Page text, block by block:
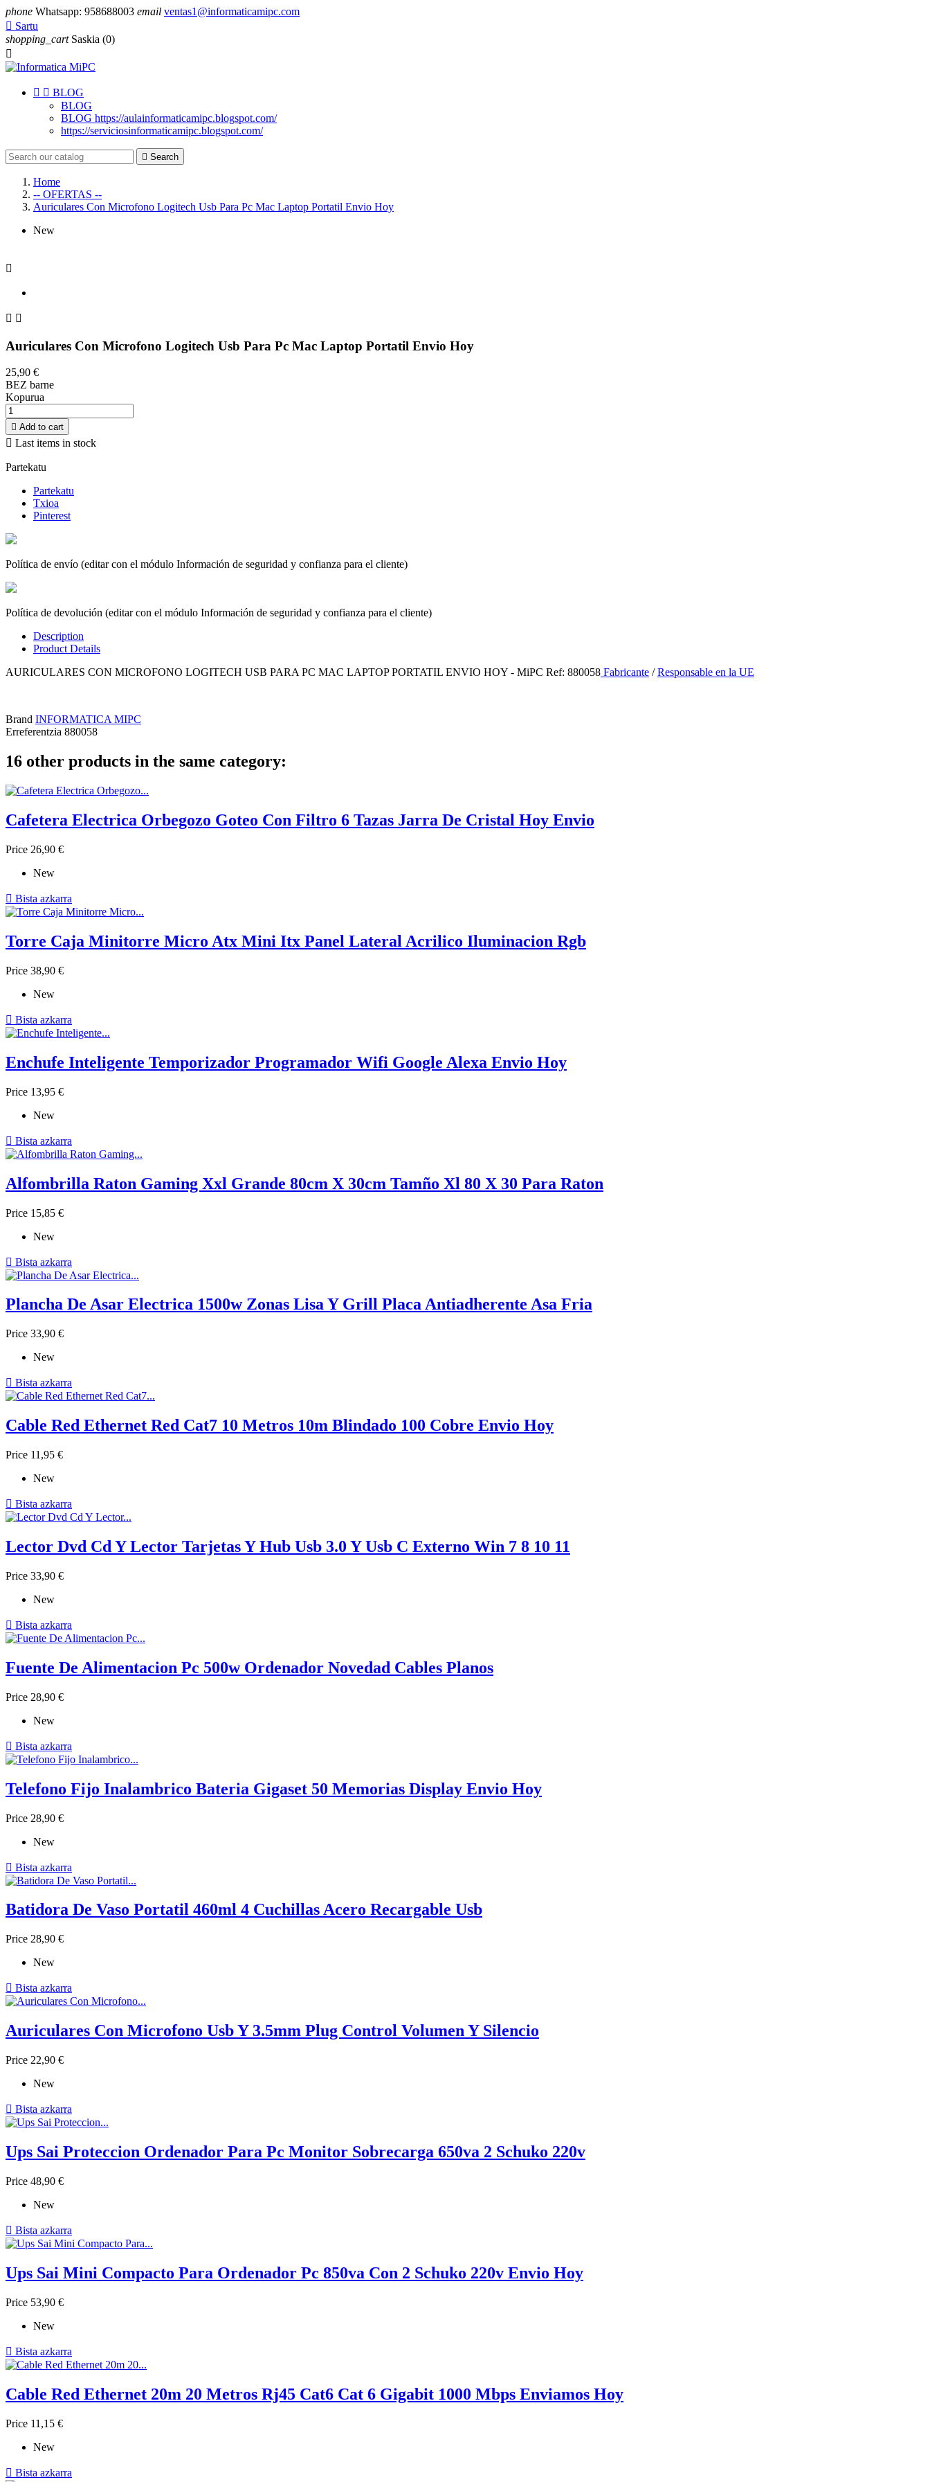
phone Whatsapp: 958688003 email ventas1@informaticamipc.com
 Sartu
shopping_cart Saskia (0)

  BLOG
BLOG
BLOG https://aulainformaticamipc.blogspot.com/
https://serviciosinformaticamipc.blogspot.com/
 Search
Home
-- OFERTAS --
Auriculares Con Microfono Logitech Usb Para Pc Mac Laptop Portatil Envio Hoy
New

 
Auriculares Con Microfono Logitech Usb Para Pc Mac Laptop Portatil Envio Hoy
25,90 €
BEZ barne
Kopurua
 Add to cart
 Last items in stock
Partekatu
Partekatu
Txioa
Pinterest
Política de envío (editar con el módulo Información de seguridad y confianza para el cliente)
Política de devolución (editar con el módulo Información de seguridad y confianza para el cliente)
Description
Product Details
AURICULARES CON MICROFONO LOGITECH USB PARA PC MAC LAPTOP PORTATIL ENVIO HOY - MiPC Ref: 880058 Fabricante /Responsable en la UE
Brand INFORMATICA MIPC
Erreferentzia 880058
16 other products in the same category:
Cafetera Electrica Orbegozo Goteo Con Filtro 6 Tazas Jarra De Cristal Hoy Envio
Price 26,90 €
New
 Bista azkarra
Torre Caja Minitorre Micro Atx Mini Itx Panel Lateral Acrilico Iluminacion Rgb
Price 38,90 €
New
 Bista azkarra
Enchufe Inteligente Temporizador Programador Wifi Google Alexa Envio Hoy
Price 13,95 €
New
 Bista azkarra
Alfombrilla Raton Gaming Xxl Grande 80cm X 30cm Tamño Xl 80 X 30 Para Raton
Price 15,85 €
New
 Bista azkarra
Plancha De Asar Electrica 1500w Zonas Lisa Y Grill Placa Antiadherente Asa Fria
Price 33,90 €
New
 Bista azkarra
Cable Red Ethernet Red Cat7 10 Metros 10m Blindado 100 Cobre Envio Hoy
Price 11,95 €
New
 Bista azkarra
Lector Dvd Cd Y Lector Tarjetas Y Hub Usb 3.0 Y Usb C Externo Win 7 8 10 11
Price 33,90 €
New
 Bista azkarra
Fuente De Alimentacion Pc 500w Ordenador Novedad Cables Planos
Price 28,90 €
New
 Bista azkarra
Telefono Fijo Inalambrico Bateria Gigaset 50 Memorias Display Envio Hoy
Price 28,90 €
New
 Bista azkarra
Batidora De Vaso Portatil 460ml 4 Cuchillas Acero Recargable Usb
Price 28,90 €
New
 Bista azkarra
Auriculares Con Microfono Usb Y 3.5mm Plug Control Volumen Y Silencio
Price 22,90 €
New
 Bista azkarra
Ups Sai Proteccion Ordenador Para Pc Monitor Sobrecarga 650va 2 Schuko 220v
Price 48,90 €
New
 Bista azkarra
Ups Sai Mini Compacto Para Ordenador Pc 850va Con 2 Schuko 220v Envio Hoy
Price 53,90 €
New
 Bista azkarra
Cable Red Ethernet 20m 20 Metros Rj45 Cat6 Cat 6 Gigabit 1000 Mbps Enviamos Hoy
Price 11,15 €
New
 Bista azkarra